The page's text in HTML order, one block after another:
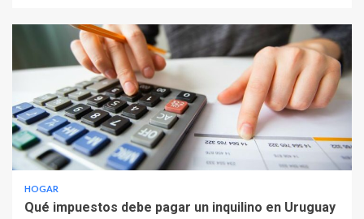
HOGAR
Qué impuestos debe pagar un inquilino en Uruguay